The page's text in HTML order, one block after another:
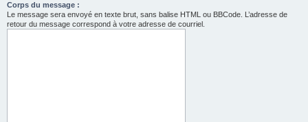
Corps du message :
Le message sera envoyé en texte brut, sans balise HTML ou BBCode. L’adresse de
retour du message correspond à votre adresse de courriel.